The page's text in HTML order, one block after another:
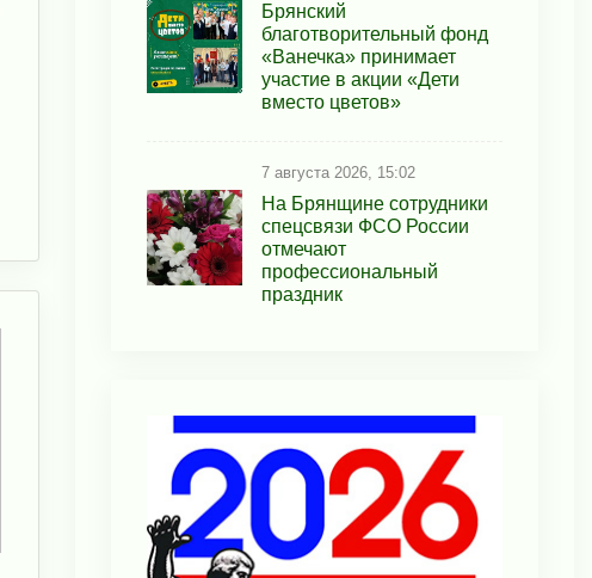
Брянский
благотворительный фонд
«Ванечка» принимает
участие в акции «Дети
вместо цветов»
7 августа 2026, 15:02
На Брянщине сотрудники
спецсвязи ФСО России
отмечают
профессиональный
праздник